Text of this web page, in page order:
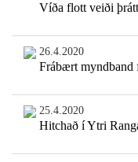
Víða flott veiði
26.4.2020
Frábært myndband
25.4.2020
Hitchað í Ytri